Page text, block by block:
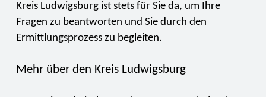
Kreis Ludwigsburg ist stets für Sie da, um Ihre
Fragen zu beantworten und Sie durch den
Ermittlungsprozess zu begleiten.
Mehr über den Kreis Ludwigsburg